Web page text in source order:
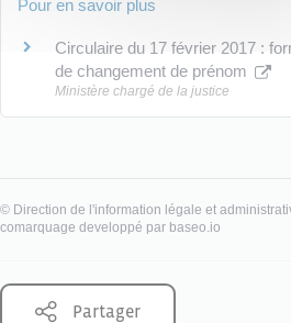
Pour en savoir plus
Circulaire du 17 février 2017 :
de changement de prénom
Ministère chargé de la justice
© Direction de l'information légale et
comarquage developpé par baseo.io
Partager